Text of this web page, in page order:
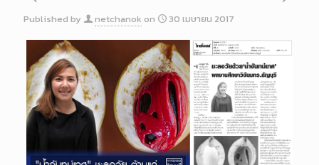
Published by netchanok on 30 เมษายน 2017